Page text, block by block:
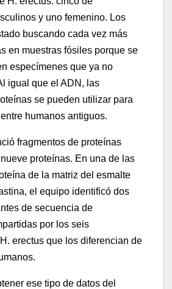
y uno femenino. Los
buscando cada vez más
en muestras fósiles porque se
especímenes que ya no
igual que el ADN, las
se pueden utilizar para
humanos antiguos.
fragmentos de proteínas
proteínas. En una de las
de la matriz del esmalte
el equipo identificó dos
de secuencia de
por los seis
erectus que los diferencian de
ese tipo de datos del